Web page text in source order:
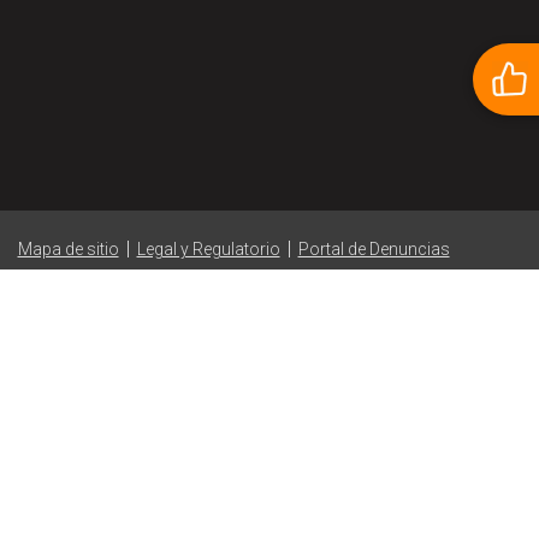
Mapa de sitio | Legal y Regulatorio | Portal de Denuncias